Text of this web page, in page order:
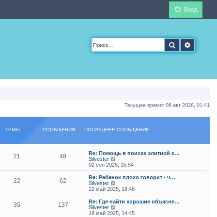
Вход
Поиск
Текущее время: 08 авг 2026, 01:41
ТЕМЫ СООБЩЕНИЯ ПОСЛЕДНЕЕ СООБЩЕНИЕ
21 48
Re: Помощь в поиске элитной к…
Silvester
е
р
е
т
к
п
о
02 сен 2025, 15:54
22 62
Re: Ребенок плохо говорит - ч…
Silvester
е
р
е
т
22 май 2025, 18:48
35 137
Re: Где найти хорошие объясне…
Silvester
е
18 май 2025, 14:45